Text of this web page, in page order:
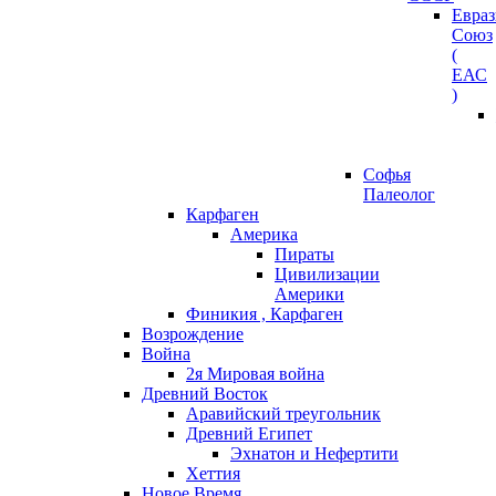
Союз
(
ЕАС
)
Софья
Палеолог
Карфаген
Америка
Пираты
Цивилизации
Америки
Финикия , Карфаген
Возрождение
Война
2я Мировая война
Древний Восток
Аравийский треугольник
Древний Египет
Эхнатон и Нефертити
Хеттия